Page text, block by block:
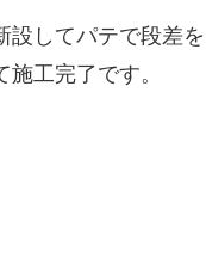
設してパテで段差を
工完了です。